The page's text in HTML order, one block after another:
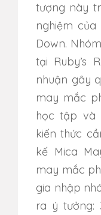
tượng này
nghiệm
Down.
tại Ruby’s
nhuận gây
may mắc
học tập và
kiến thức
kế Mica
may mắc
gia nhập
ra ý tưởng: